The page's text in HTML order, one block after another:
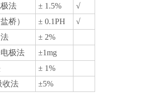
法 ± 1.5%
√
桥） ± 0.1PH
√
± 2%
极法
±1mg
± 1%
收法 ±5%